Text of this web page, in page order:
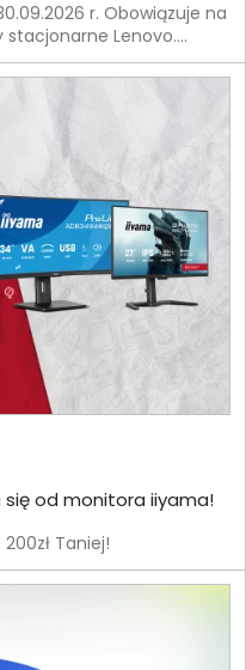
r. Obowiązuje na
Lenovo.
Promocji.
się od monitora iiyama!
Taniej!